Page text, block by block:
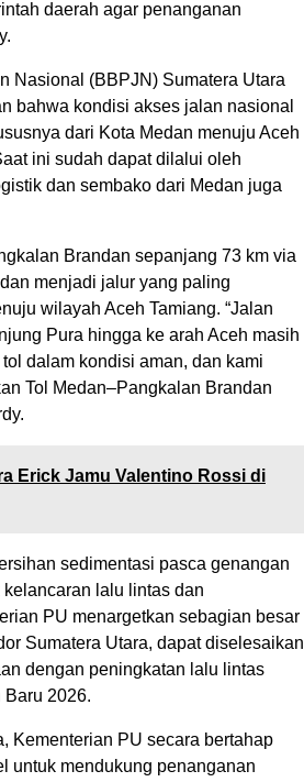
daerah agar penanganan
Nasional (BBPJN) Sumatera Utara
bahwa kondisi akses jalan nasional
dari Kota Medan menuju Aceh
ini sudah dapat dilalui oleh
dan sembako dari Medan juga
Brandan sepanjang 73 km via
menjadi jalur yang paling
wilayah Aceh Tamiang. “Jalan
Pura hingga ke arah Aceh masih
dalam kondisi aman, dan kami
Tol Medan–Pangkalan Brandan
Erick Jamu Valentino Rossi di
sedimentasi pasca genangan
lalu lintas dan
PU menargetkan sebagian besar
Sumatera Utara, dapat diselesaikan
dengan peningkatan lalu lintas
Baru 2026.
Kementerian PU secara bertahap
untuk mendukung penanganan